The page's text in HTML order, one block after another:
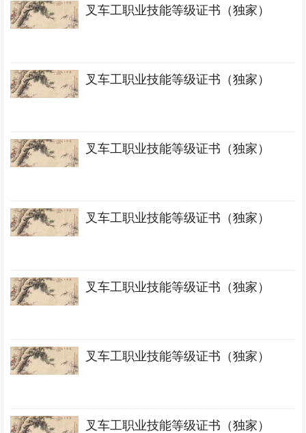
叉车工职业技能等级证书（独家）
叉车工职业技能等级证书（独家）
叉车工职业技能等级证书（独家）
叉车工职业技能等级证书（独家）
叉车工职业技能等级证书（独家）
叉车工职业技能等级证书（独家）
叉车工职业技能等级证书（独家）